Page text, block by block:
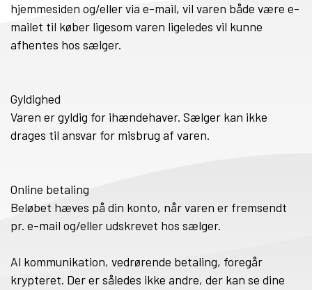
hjemmesiden og/eller via e-mail, vil varen både være e-
mailet til køber ligesom varen ligeledes vil kunne
afhentes hos sælger.
Gyldighed
Varen er gyldig for ihændehaver. Sælger kan ikke
drages til ansvar for misbrug af varen.
Online betaling
Beløbet hæves på din konto, når varen er fremsendt
pr. e-mail og/eller udskrevet hos sælger.
Al kommunikation, vedrørende betaling, foregår
krypteret. Der er således ikke andre, der kan se dine